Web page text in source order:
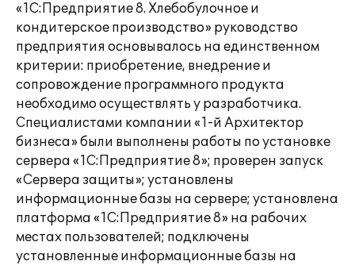
«1С:Предприятие 8. Хлебобулочное и
кондитерское производство» руководство
предприятия основывалось на единственном
критерии: приобретение, внедрение и
сопровождение программного продукта
необходимо осуществлять у разработчика.
Специалистами компании «1-й Архитектор
бизнеса» были выполнены работы по установке
сервера «1С:Предприятие 8»; проверен запуск
«Сервера защиты»; установлены
информационные базы на сервере; установлена
платформа «1С:Предприятие 8» на рабочих
местах пользователей; подключены
установленные информационные базы на